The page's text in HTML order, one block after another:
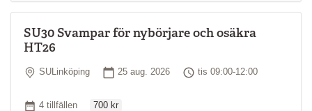
SU30 Svampar för nybörjare och osäkra
HT26
Plats
SULinköping Startdatum
25 aug. 2026 Tid
tis 09:00-12:00
Antal tillfällen
4 tillfällen 700 kr